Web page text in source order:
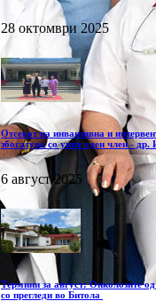
28 октомври 2025
Отсекот на инванзивна и
збогатува со уште еден член -
6 август 2025
Термини за август: Онколозите
со прегледи во Битола